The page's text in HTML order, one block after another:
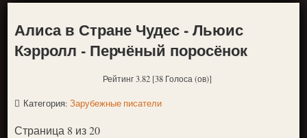
Главная страница
Поиск
ПЕРЕЙТИ К ГЛАВНОМУ МЕНЮ СКАЗОК
Популярное
Алиса в Стране Чудес - Льюис
Кэрролл - Перчёный поросёнок
Рейтинг 3.82 [38 Голоса (ов)]
Категория:Зарубежные писатели
Страница 8 из 20